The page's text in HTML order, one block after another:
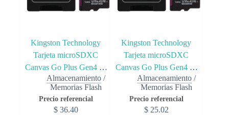
Kingston Technology
Tarjeta microSDXC
Canvas Go Plus Gen4 de
128 GB, 200 MB/s, A2 U3
V30 y adaptador
Almacenamiento /
Memorias Flash
$36.40
Kingston Technology
Tarjeta microSDXC
Canvas Go Plus Gen4 de
64 GB, 200 MB/s, A2 U3
V30 y adaptador
Almacenamiento /
Memorias Flash
$25.02